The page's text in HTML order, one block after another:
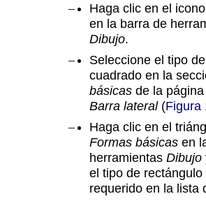
Haga clic en el icono
en la barra de
Dibujo.
Seleccione el tipo
cuadrado en la
básicas de la página
Barra lateral(Figura
Haga clic en el
Formas básicas en
herramientas Dibujo
el tipo de
requerido en la lista